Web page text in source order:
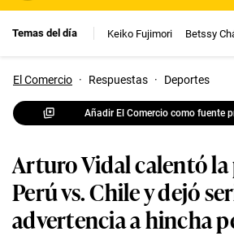
Temas del día Keiko Fujimori Betssy
El Comercio · Respuestas · Deportes
Añadir El Comercio como fuente
Arturo Vidal calentó la
Perú vs. Chile y dejó
advertencia a hincha